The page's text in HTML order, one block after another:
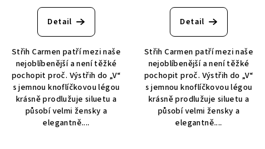
Detail
Střih Carmen patří mezi naše
nejoblíbenější a není těžké
pochopit proč. Výstřih do „V“
s jemnou knoflíčkovou légou
krásně prodlužuje siluetu a
působí velmi žensky a
elegantně....
Detail
Střih Carmen patří mezi naše
nejoblíbenější a není těžké
pochopit proč. Výstřih do „V“
s jemnou knoflíčkovou légou
krásně prodlužuje siluetu a
působí velmi žensky a
elegantně....